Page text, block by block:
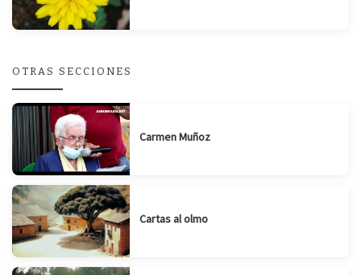
OTRAS SECCIONES
Carmen Muñoz
Cartas al olmo